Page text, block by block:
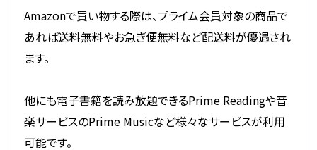
Amazonで買い物する際は、プライム会員対象の商品で
あれば送料無料やお急ぎ便無料など配送料が優遇され
ます。
他にも電子書籍を読み放題できるPrime Readingや音
楽サービスのPrime Musicなど様々なサービスが利用
可能です。